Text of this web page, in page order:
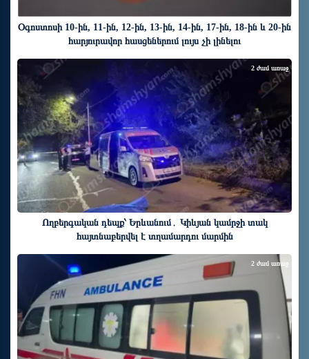
Օգոստոսի 10-ին, 11-ին, 12-ին, 13-ին, 14-ին, 17-ին, 18-ին և 20-ին
հարյուրավոր հասցեներում լույս չի լինելու
Ողբերգական դեպք՝ Երևանում․ Կիևյան կամրջի տակ
հայտնաբերվել է տղամարդու մարմին
2 ժամ առաջ
2 ժամ առաջ